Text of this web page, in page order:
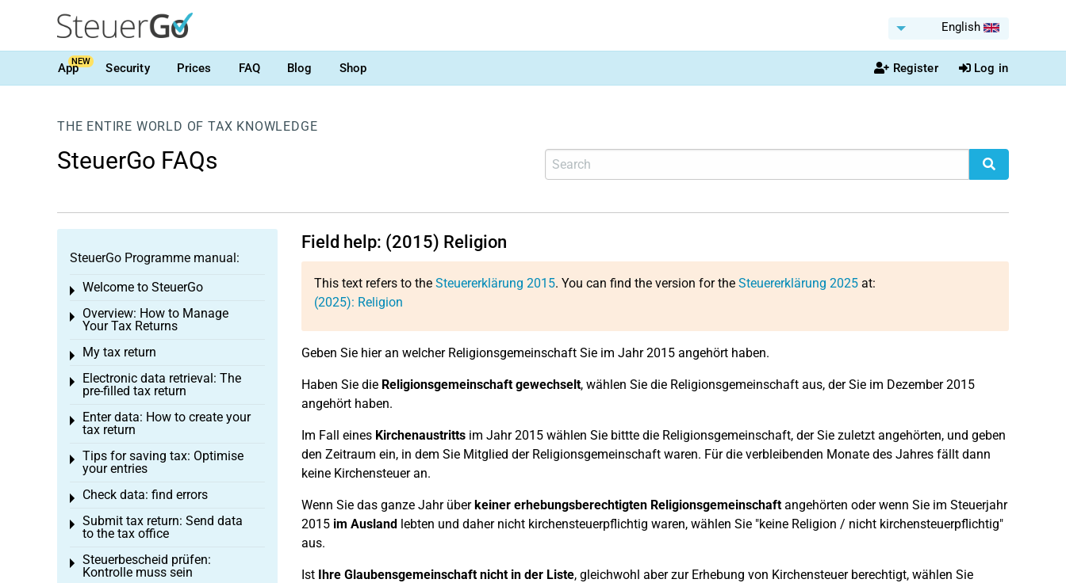
English
AppNEW Security Prices FAQ Blog Shop Register Log in
THE ENTIRE WORLD OF TAX KNOWLEDGE
SteuerGo FAQs
Field help: (2015) Religion
This text refers to the Steuererklärung 2015. You can find the version for the Steuererklärung 2025at:
(2025): Religion
Geben Sie hier an welcher Religionsgemeinschaft Sie im Jahr 2015 angehört haben.
Haben Sie die Religionsgemeinschaft gewechselt, wählen Sie die Religionsgemeinschaft aus, der Sie im Dezember 2015
angehört haben.
Im Fall eines Kirchenaustrittsim Jahr 2015 wählen Sie bittte die Religionsgemeinschaft, der Sie zuletzt angehörten, und geben
den Zeitraum ein, in dem Sie Mitglied der Religionsgemeinschaft waren. Für die verbleibenden Monate des Jahres fällt dann
keine Kirchensteuer an.
Wenn Sie das ganze Jahr überkeiner erhebungsberechtigten Religionsgemeinschaftangehörten oder wenn Sie im Steuerjahr
2015 im Auslandlebten und daher nicht kirchensteuerpflichtig waren, wählen Sie "keine Religion / nicht kirchensteuerpflichtig"
aus.
Ist Ihre Glaubensgemeinschaft nicht in der Liste, gleichwohl aber zur Erhebung von Kirchensteuer berechtigt, wählen Sie
SteuerGo Programme manual:
Welcome to SteuerGo
Toggle menu
Overview: How to Manage
Your Tax Returns
Toggle menu
My tax return
Toggle menu
Electronic data retrieval: The
pre-filled tax return
Toggle menu
Enter data: How to create your
tax return
Toggle menu
Tips for saving tax: Optimise
your entries
Toggle menu
Check data: find errors
Toggle menu
Submit tax return: Send data
to the tax office
Toggle menu
Steuerbescheid prüfen:
Kontrolle muss sein
Toggle menu